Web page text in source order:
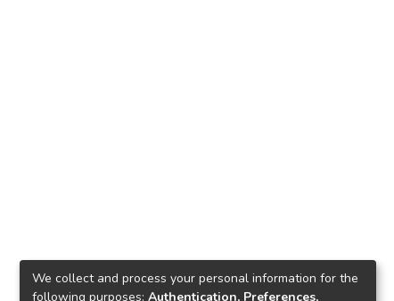
We collect and process your personal information for the
following purposes: Authentication, Preferences,